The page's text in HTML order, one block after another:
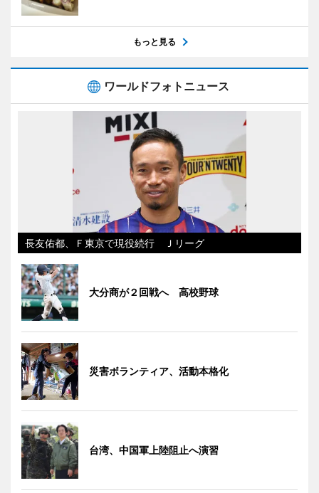
もっと見る
ワールドフォトニュース
長友佑都、Ｆ東京で現役続行 Ｊリーグ
大分商が２回戦へ 高校野球
災害ボランティア、活動本格化
台湾、中国軍上陸阻止へ演習